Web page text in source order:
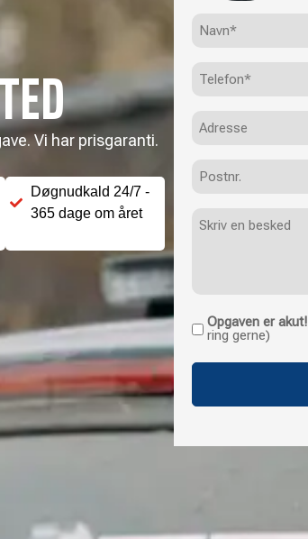
Vi har prisgaranti.
Døgnudkald 24/7 -
365 dage om året
(Påkrævet)
(Påkrævet)
Opgaven
akut!
opgaven
Opgaven er akut!
ring gerne)